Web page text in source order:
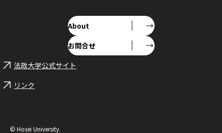
About
お問合せ
法政大学公式サイト
リンク
© Hosei University.